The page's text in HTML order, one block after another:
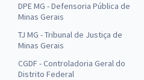
DPE MG - Defensoria Pública de
Minas Gerais
TJ MG - Tribunal de Justiça de
Minas Gerais
CGDF - Controladoria Geral do
Distrito Federal